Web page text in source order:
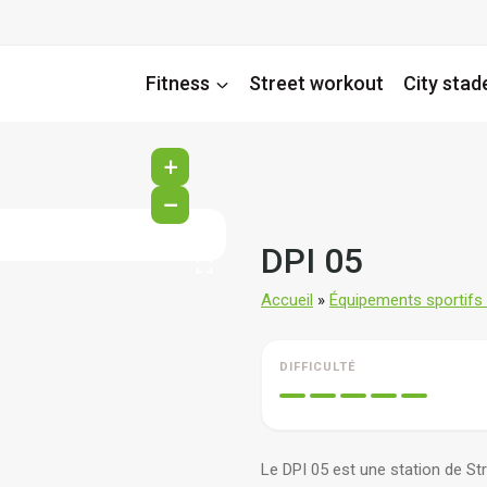
Fitness Street workout City
+
−
DPI 05
Accueil » Équipements sportifs
DIFFICULTÉ
Le DPI 05 est une station de